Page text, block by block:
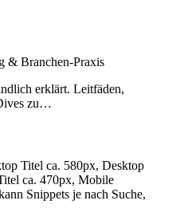
& Branchen-Praxis
erklärt. Leitfäden,
zu…
Titel ca. 580px, Desktop
ca. 470px, Mobile
Snippets je nach Suche,